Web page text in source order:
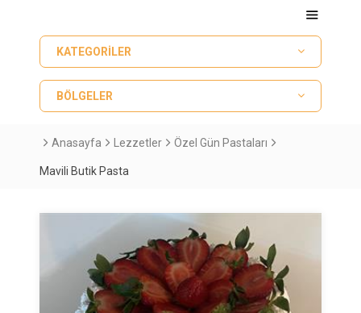
KATEGORILER
BÖLGELER
Anasayfa Lezzetler Özel Gün Pastaları
Mavili Butik Pasta